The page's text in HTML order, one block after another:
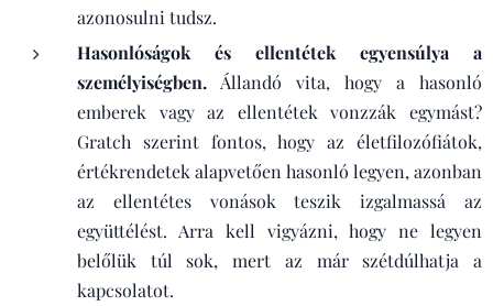
azonosulni tudsz.
Hasonlóságok és ellentétek egyensúlya a
személyiségben. Állandó vita, hogy a hasonló
emberek vagy az ellentétek vonzzák egymást?
Gratch szerint fontos, hogy az életfilozófiátok,
értékrendetek alapvetően hasonló legyen, azonban
az ellentétes vonások teszik izgalmassá az
együttélést. Arra kell vigyázni, hogy ne legyen
belőlük túl sok, mert az már szétdúlhatja a
kapcsolatot.